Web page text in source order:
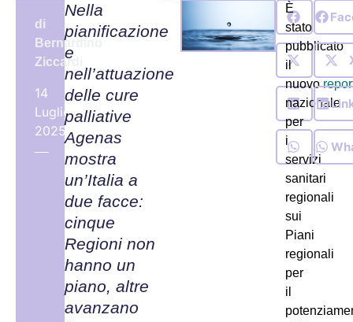
di
Bernardino
Ziccardi
14
Luglio,
2025
Nella
pianificazione
e
nell’attuazione
delle cure
palliative
Agenas
mostra
un’Italia a
due facce:
cinque
Regioni non
hanno un
piano, altre
avanzano
È
stato
pubblicato
il
nuovo
nazionale
per
i
servizi
sanitari
regionali
sui
Piani
regionali
per
il